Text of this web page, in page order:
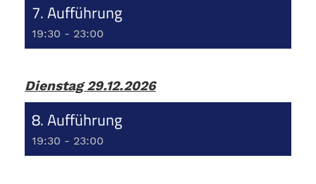
7. Aufführung
19:30 - 23:00
Dienstag 29.12.2026
8. Aufführung
19:30 - 23:00